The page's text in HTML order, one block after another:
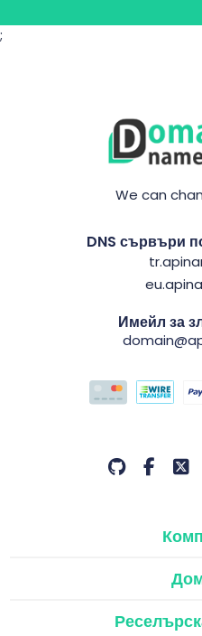
;
We can
DNS сървъри
Имейл за